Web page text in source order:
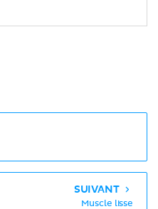
SUIVANT
Muscle lisse